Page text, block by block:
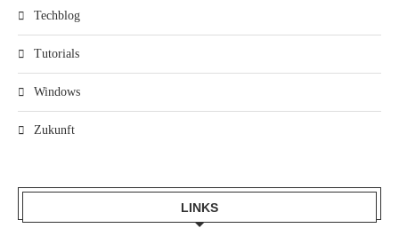
Techblog
Tutorials
Windows
Zukunft
LINKS